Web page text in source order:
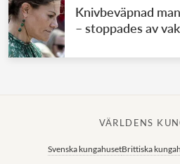
Knivbeväpnad
– stoppades av
VÄRLDENS
Svenska kungahusetBrittiska